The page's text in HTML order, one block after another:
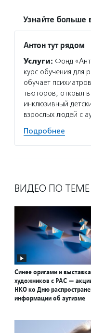
Узнайте больше
Антон тут рядом
Услуги: Фонд
курс обучения для
обучает
тьюторов, открыл
инклюзивный
взрослых людей с
Подробнее
ВИДЕО ПО ТЕМЕ
Синее оригами и выставка
художников с РАС —
НКО ко Дню
информации об аутизме